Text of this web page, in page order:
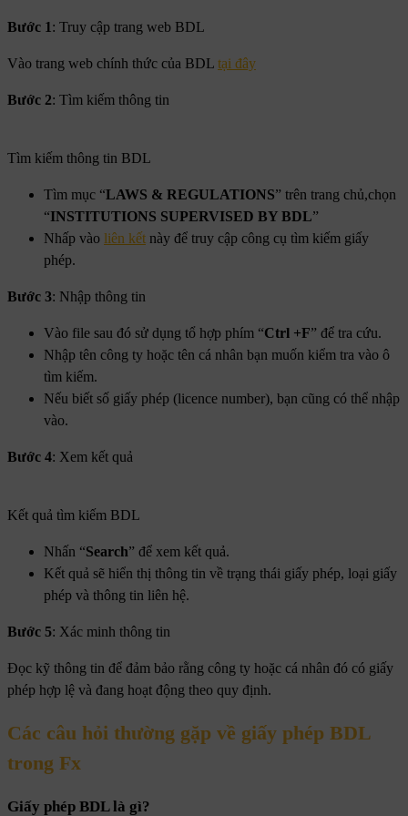
Bước 1: Truy cập trang web BDL
Vào trang web chính thức của BDL tại đây
Bước 2: Tìm kiếm thông tin
Tìm kiếm thông tin BDL
Tìm mục “LAWS & REGULATIONS” trên trang chủ,chọn
“INSTITUTIONS SUPERVISED BY BDL”
Nhấp vào liên kết này để truy cập công cụ tìm kiếm giấy
phép.
Bước 3: Nhập thông tin
Vào file sau đó sử dụng tổ hợp phím “Ctrl +F” để tra cứu.
Nhập tên công ty hoặc tên cá nhân bạn muốn kiểm tra vào ô
tìm kiếm.
Nếu biết số giấy phép (licence number), bạn cũng có thể nhập
vào.
Bước 4: Xem kết quả
Kết quả tìm kiếm BDL
Nhấn “Search” để xem kết quả.
Kết quả sẽ hiển thị thông tin về trạng thái giấy phép, loại giấy
phép và thông tin liên hệ.
Bước 5: Xác minh thông tin
Đọc kỹ thông tin để đảm bảo rằng công ty hoặc cá nhân đó có giấy
phép hợp lệ và đang hoạt động theo quy định.
Các câu hỏi thường gặp về giấy phép BDL
trong Fx
Giấy phép BDL là gì?